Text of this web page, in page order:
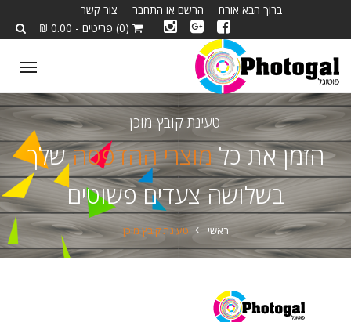
ברוך הבא אורח הרשם או התחבר
צור קשר
(0) פריטים - 0.00 ₪
טעינת קובץ מוכן
הזמן את כלמוצרי ההדפסהשלך
בשלושה צעדים פשוטים
ראשי טעינת קובץ מוכן